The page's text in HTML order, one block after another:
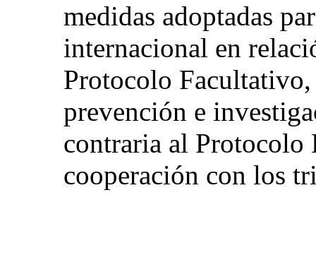
medidas adoptadas
internacional en
Protocolo
prevención e
contraria al Protocolo
cooperación con los